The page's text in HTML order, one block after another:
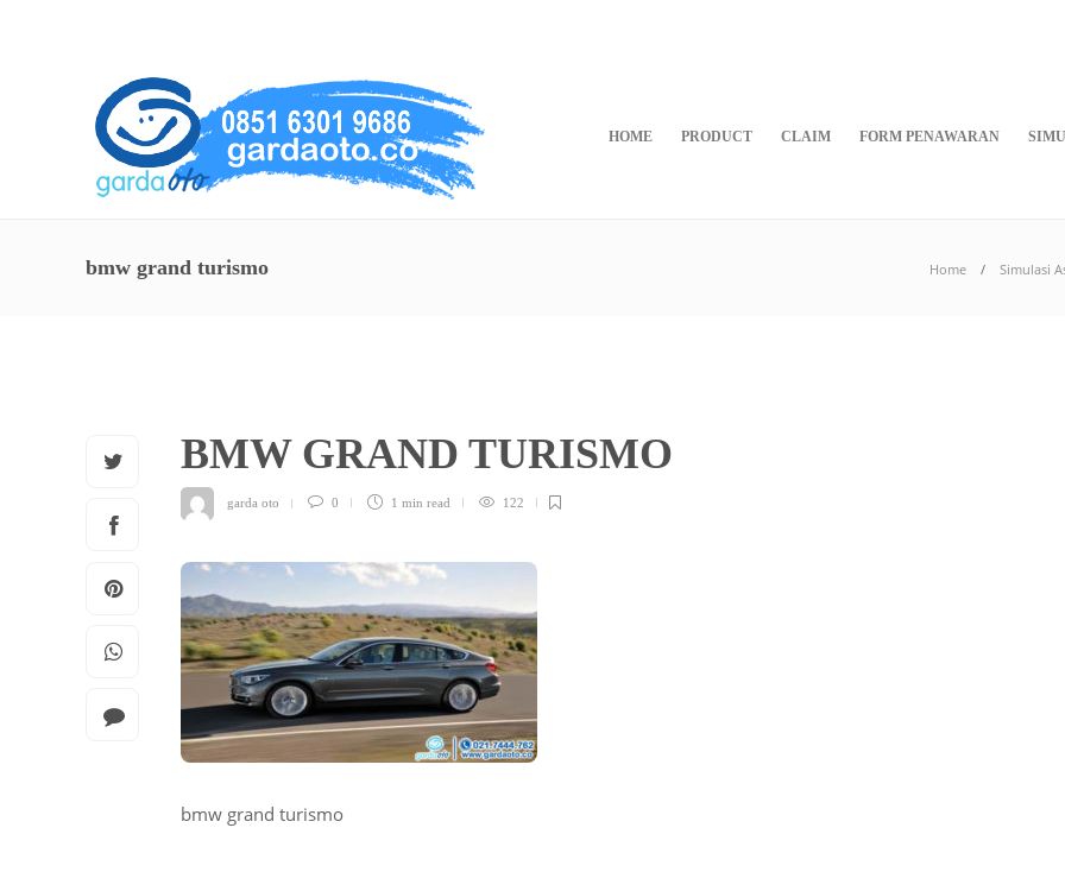
HOME PRODUCT CLAIM FORM PENAWARAN
bmw grand turismo Home Simulasi
BMW GRAND TURISMO
garda oto 0 1 min read 122
bmw grand turismo